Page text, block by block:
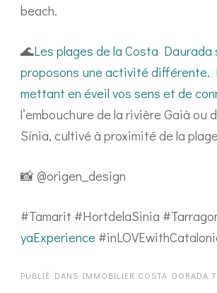
beach.
🌊Les plages de la Costa Daurada
proposons une activité différente.
mettant en éveil vos sens et de
l’embouchure de la rivière Gaià ou
Sínia, cultivé à proximité de la
📸 @origen_design
#Tamarit #HortdelaSinia
yaExperience
PUBLIÉ DANS IMMOBILIER COSTA DORADA